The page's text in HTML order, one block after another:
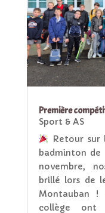
Première
Sport & AS
Retour sur
badminton de
novembre,
brillé lors de
Montauban !
collège